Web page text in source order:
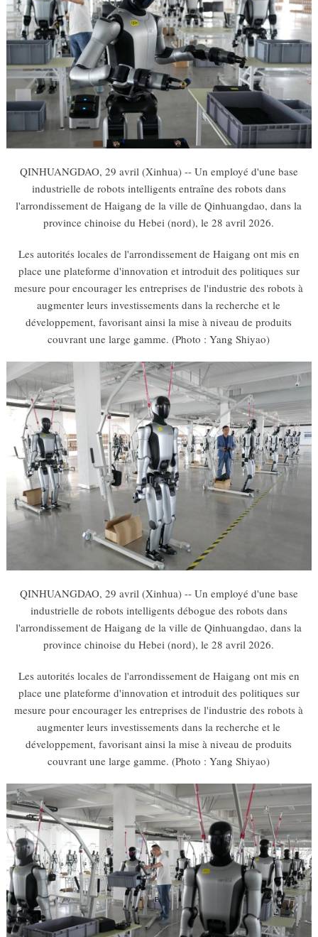
QINHUANGDAO, 29 avril (Xinhua) -- Un employé d'une base
industrielle de robots intelligents entraîne des robots dans
l'arrondissement de Haigang de la ville de Qinhuangdao, dans la
province chinoise du Hebei (nord), le 28 avril 2026.
Les autorités locales de l'arrondissement de Haigang ont mis en
place une plateforme d'innovation et introduit des politiques sur
mesure pour encourager les entreprises de l'industrie des robots à
augmenter leurs investissements dans la recherche et le
développement, favorisant ainsi la mise à niveau de produits
couvrant une large gamme. (Photo : Yang Shiyao)
QINHUANGDAO, 29 avril (Xinhua) -- Un employé d'une base
industrielle de robots intelligents débogue des robots dans
l'arrondissement de Haigang de la ville de Qinhuangdao, dans la
province chinoise du Hebei (nord), le 28 avril 2026.
Les autorités locales de l'arrondissement de Haigang ont mis en
place une plateforme d'innovation et introduit des politiques sur
mesure pour encourager les entreprises de l'industrie des robots à
augmenter leurs investissements dans la recherche et le
développement, favorisant ainsi la mise à niveau de produits
couvrant une large gamme. (Photo : Yang Shiyao)